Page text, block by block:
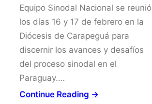
Equipo Sinodal Nacional se reunió
los días 16 y 17 de febrero en la
Diócesis de Carapeguá para
discernir los avances y desafíos
del proceso sinodal en el
Paraguay.…
Continue Reading →